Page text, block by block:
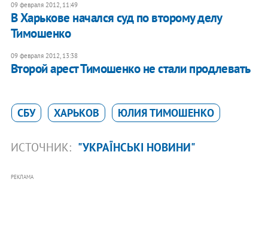
09 февраля 2012, 11:49
В Харькове начался суд по второму делу
Тимошенко
09 февраля 2012, 13:38
Второй арест Тимошенко не стали продлевать
СБУ ХАРЬКОВ ЮЛИЯ ТИМОШЕНКО
ИСТОЧНИК: "УКРАЇНСЬКІ НОВИНИ"
РЕКЛАМА